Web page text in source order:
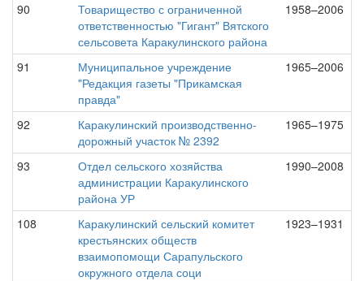
90
Товарищество с ограниченной
ответственностью "Гигант" Вятского
сельсовета Каракулинского района
1958–2006
91
Муниципальное учреждение
"Редакция газеты "Прикамская
правда"
1965–2006
92
Каракулинский производственно-
дорожный участок № 2392
1965–1975
93
Отдел сельского хозяйства
администрации Каракулинского
района УР
1990–2008
108
Каракулинский сельский комитет
крестьянских обществ
взаимопомощи Сарапульского
окружного отдела соци
1923–1931